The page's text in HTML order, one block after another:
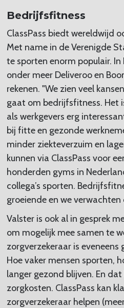
Bedrijfsfitness
ClassPass biedt wereldwijd
Met name in de Verenigde
te sporten enorm populair. In
onder meer Deliveroo en
rekenen. "We zien veel
gaat om bedrijfsfitness. Het
als werkgevers erg
bij fitte en gezonde
minder ziekteverzuim en
kunnen via ClassPass voor
honderden gyms in
collega’s sporten.
groeiende en we
Valster is ook al in gesprek
om mogelijk mee samen te
zorgverzekeraar is
Hoe vaker mensen sporten,
langer gezond blijven. En
zorgkosten. ClassPass kan
zorgverzekeraar helpen